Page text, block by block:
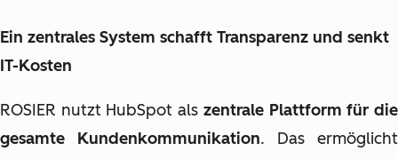
Ein zentrales System schafft Transparenz und senkt
IT-Kosten
ROSIER nutzt HubSpot als zentrale Plattform für die
gesamte Kundenkommunikation. Das ermöglicht